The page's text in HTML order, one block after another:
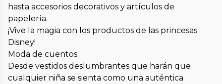
hasta accesorios decorativos y artículos de
papelería.
¡Vive la magia con los productos de las princesas
Disney!
Moda de cuentos
Desde vestidos deslumbrantes que harán que
cualquier niña se sienta como una auténtica